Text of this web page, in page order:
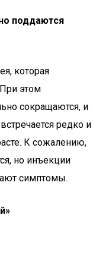
поддаются
которая
этом
сокращаются, и
редко и
К сожалению,
но инъекции
симптомы.